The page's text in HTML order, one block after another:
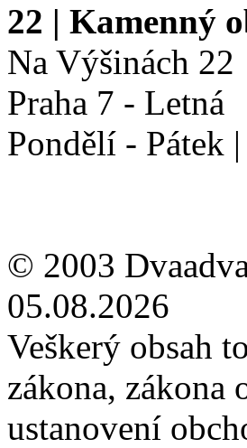
22 | Kamenný
Na Výšinách 22
Praha 7 - Letná
Pondělí - Pátek
© 2003
05.08.2026
Veškerý obsah
zákona, zákona
ustanovení